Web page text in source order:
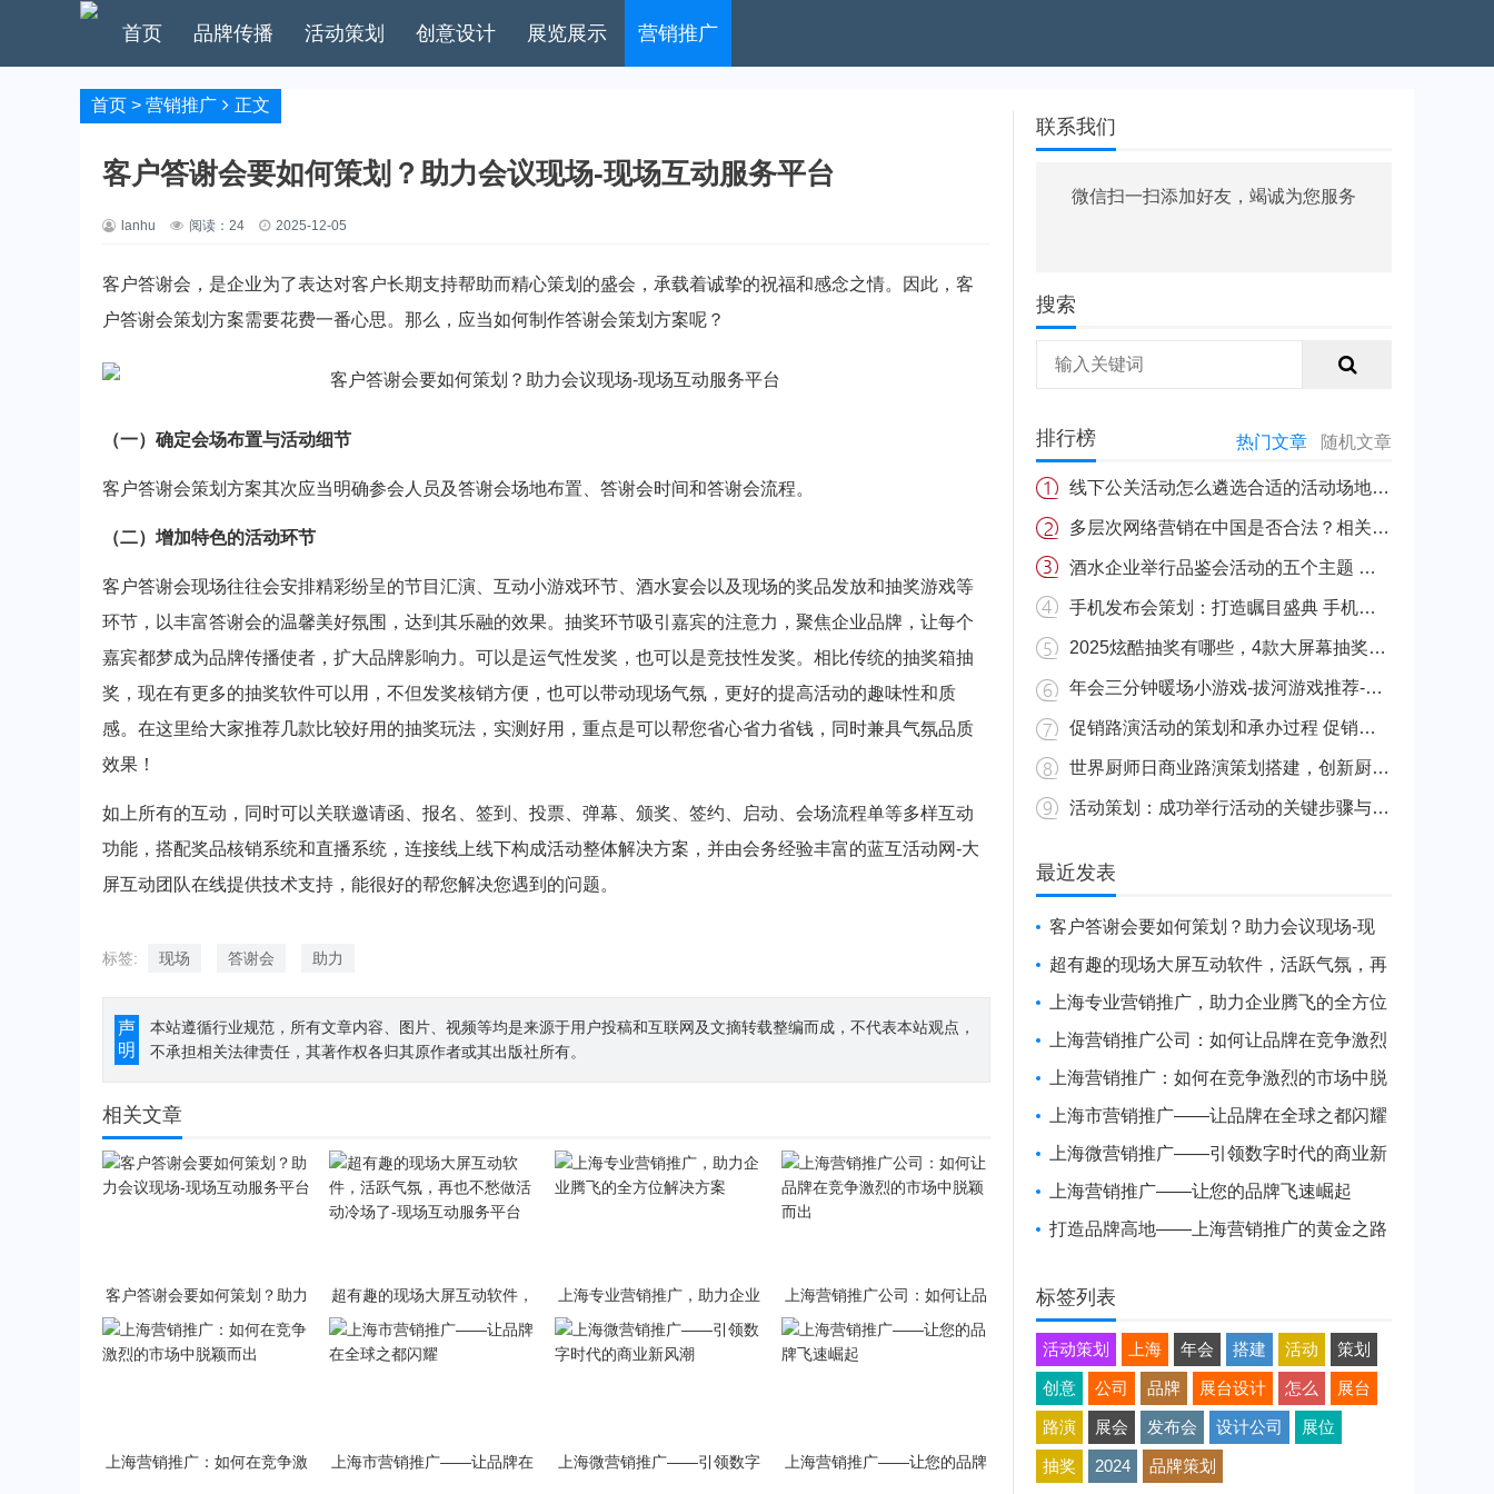
首页 品牌传播 活动策划 创意设计 展览展示 营销推广
首页 > 营销推广 正文
客户答谢会要如何策划？助力会议现场-现场互动服务平台
lanhu 阅读： 24 2025-12-05
客户答谢会，是企业为了表达对客户长期支持帮助而精心策划的盛会，承载着诚挚的祝福和感念之情。因此，客
户答谢会策划方案需要花费一番心思。那么，应当如何制作答谢会策划方案呢？
（一）确定会场布置与活动细节
客户答谢会策划方案其次应当明确参会人员及答谢会场地布置、答谢会时间和答谢会流程。
（二）增加特色的活动环节
客户答谢会现场往往会安排精彩纷呈的节目汇演、互动小游戏环节、酒水宴会以及现场的奖品发放和抽奖游戏等
环节，以丰富答谢会的温馨美好氛围，达到其乐融的效果。抽奖环节吸引嘉宾的注意力，聚焦企业品牌，让每个
嘉宾都梦成为品牌传播使者，扩大品牌影响力。可以是运气性发奖，也可以是竞技性发奖。相比传统的抽奖箱抽
奖，现在有更多的抽奖软件可以用，不但发奖核销方便，也可以带动现场气氛，更好的提高活动的趣味性和质
感。在这里给大家推荐几款比较好用的抽奖玩法，实测好用，重点是可以帮您省心省力省钱，同时兼具气氛品质
效果！
如上所有的互动，同时可以关联邀请函、报名、签到、投票、弹幕、颁奖、签约、启动、会场流程单等多样互动
功能，搭配奖品核销系统和直播系统，连接线上线下构成活动整体解决方案，并由会务经验丰富的蓝互活动网-大
屏互动团队在线提供技术支持，能很好的帮您解决您遇到的问题。
标签: 现场 答谢会 助力
声
明
本站遵循行业规范，所有文章内容、图片、视频等均是来源于用户投稿和互联网及文摘转载整编而成，不代表本站观点，
不承担相关法律责任，其著作权各归其原作者或其出版社所有。
相关文章
客户答谢会要如何策划？助力
会议现场-现场互动服务平台
超有趣的现场大屏互动软件，
活跃气氛，再也不愁做活动冷
场了-现场互动服务平台
上海专业营销推广，助力企业
上海营销推广公司：如何让品
牌在竞争激烈的市场中脱颖而
出
上海营销推广：如何在竞争激
上海市营销推广——让品牌在
上海微营销推广——引领数字
上海营销推广——让您的品牌
联系我们
微信扫一扫添加好友，竭诚为您服务
搜索
排行榜 热门文章 随机文章
线下公关活动怎么遴选合适的活动场地 公关活动流程
多层次网络营销在中国是否合法？相关法律解析与合规探讨
酒水企业举行品鉴会活动的五个主题 酒水品鉴会活动总结
手机发布会策划：打造瞩目盛典 手机发布会目的
2025炫酷抽奖有哪些，4款大屏幕抽奖推荐-现场互动服务平台
年会三分钟暖场小游戏-拔河游戏推荐-现场互动服务平台
促销路演活动的策划和承办过程 促销路演是啥
世界厨师日商业路演策划搭建，创新厨房体验引领行业新潮流
活动策划：成功举行活动的关键步骤与要点 成功的活动策划案例分析
最近发表
客户答谢会要如何策划？助力会议现场-现
场互动服务平台
超有趣的现场大屏互动软件，活跃气氛，再
也不愁做活动冷场了-现场互动服务平台
上海专业营销推广，助力企业腾飞的全方位
解决方案
上海营销推广公司：如何让品牌在竞争激烈
的市场中脱颖而出
上海营销推广：如何在竞争激烈的市场中脱
颖而出
上海市营销推广——让品牌在全球之都闪耀
上海微营销推广——引领数字时代的商业新
风潮上海营销推广——让您的品牌飞速崛起
打造品牌高地——上海营销推广的黄金之路
标签列表
活动策划 上海 年会 搭建 活动 策划
创意 公司 品牌 展台设计 怎么 展台
路演 展会 发布会 设计公司 展位
抽奖 2024 品牌策划